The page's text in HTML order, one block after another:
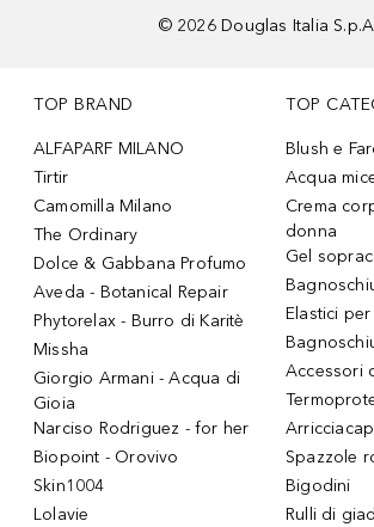
© 2026 Douglas Italia
TOP BRAND
ALFAPARF MILANO
Tirtir
Camomilla Milano
The Ordinary
Dolce & Gabbana Profumo
Aveda - Botanical Repair
Phytorelax - Burro di Karitè
Missha
Giorgio Armani - Acqua di
Gioia
Narciso Rodriguez - for her
Biopoint - Orovivo
Skin1004
Lolavie
TOP
Blush e
Acqua
Crema
donna
Gel
Elastici
Accessori
Spazzole
Bigodini
Rulli di